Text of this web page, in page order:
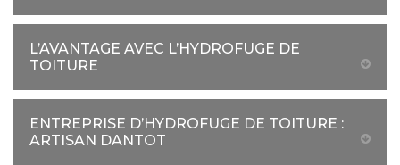
L’AVANTAGE AVEC L’HYDROFUGE DE
TOITURE
ENTREPRISE D’HYDROFUGE DE TOITURE :
ARTISAN DANTOT